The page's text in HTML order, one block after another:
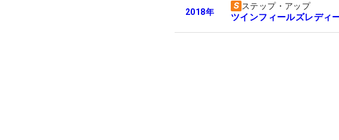
2018年
ステップ・アップ
ツインフィールズレディ